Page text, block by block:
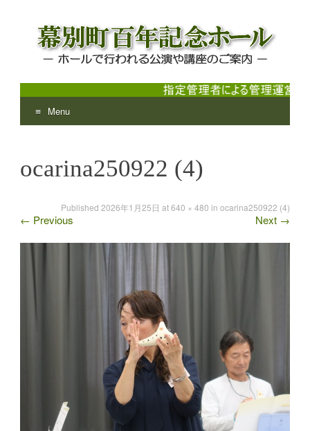
幕別町百年記念ホール
ホールで行われる公演や講座のご案内
Menu
content
ocarina250922 (4)
Published 2026年1月25日 at640 × 480 in ocarina250922 (4)
← Previous Next →